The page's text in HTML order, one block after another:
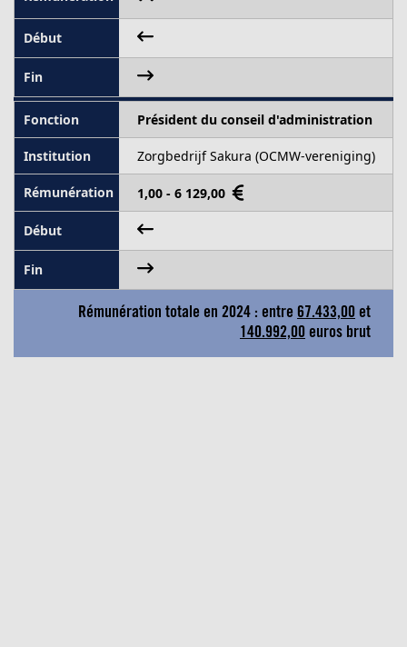
Président du conseil d'administration
Zorgbedrijf Sakura (OCMW-vereniging)
1,00 - 6 129,00
Rémunération totale en 2024 : entre 67.433,00 et
140.992,00 euros brut